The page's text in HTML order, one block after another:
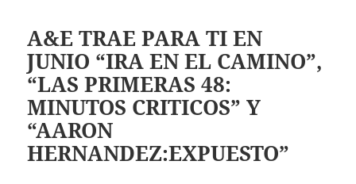
A&E TRAE PARA TI EN
JUNIO “IRA EN EL CAMINO”,
“LAS PRIMERAS 48:
MINUTOS CRITICOS” Y
“AARON
HERNANDEZ:EXPUESTO”